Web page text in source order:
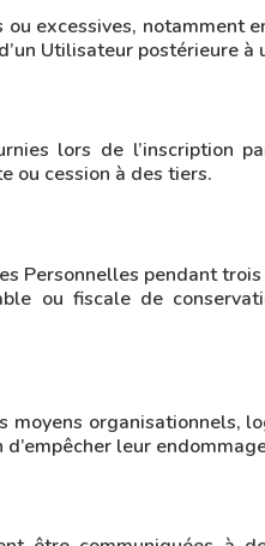
ou excessives,
Utilisateur postérieure
lors de l’inscription
ou cession à des tiers.
Personnelles pendant
ou fiscale de
moyens organisationnels,
leur